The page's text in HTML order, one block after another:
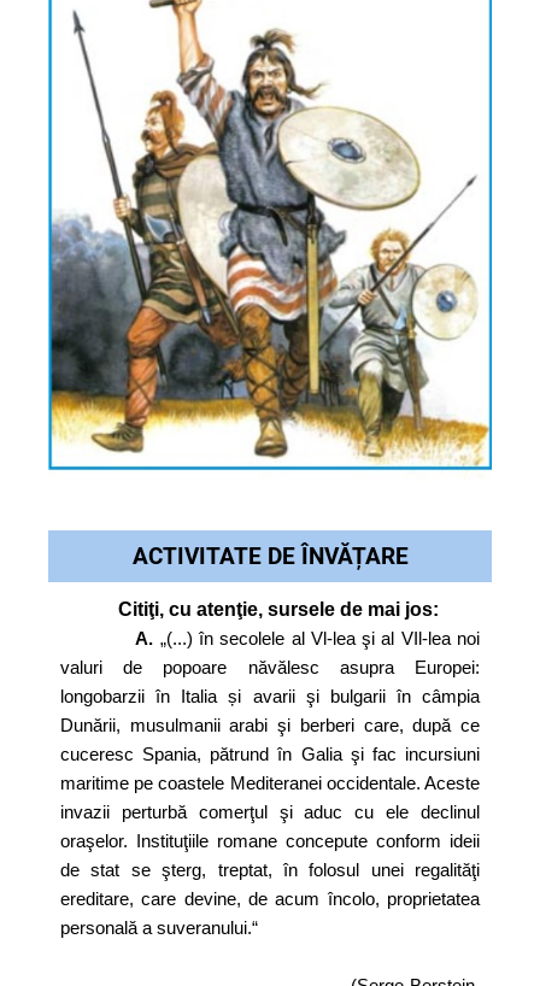
ACTIVITATE DE ÎNVĂȚARE
Citiţi, cu atenţie, sursele de mai jos:
A. „(...) în secolele al Vl-lea şi al VIl-lea noi
valuri de popoare năvălesc asupra Europei:
longobarzii în Italia și avarii şi bulgarii în câmpia
Dunării, musulmanii arabi şi berberi care, după ce
cuceresc Spania, pătrund în Galia şi fac incursiuni
maritime pe coastele Mediteranei occidentale. Aceste
invazii perturbă comerţul şi aduc cu ele declinul
oraşelor. Instituţiile romane concepute conform ideii
de stat se şterg, treptat, în folosul unei regalităţi
ereditare, care devine, de acum încolo, proprietatea
personală a suveranului.“